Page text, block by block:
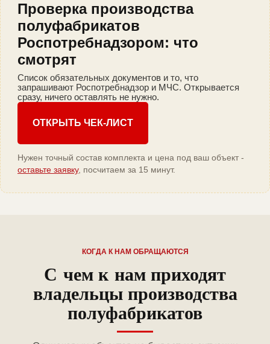
Проверка производства
полуфабрикатов
Роспотребнадзором: что
смотрят
Список обязательных документов и то, что
запрашивают Роспотребнадзор и МЧС. Открывается
сразу, ничего оставлять не нужно.
ОТКРЫТЬ ЧЕК-ЛИСТ
Нужен точный состав комплекта и цена под ваш объект -
оставьте заявку, посчитаем за 15 минут.
КОГДА К НАМ ОБРАЩАЮТСЯ
С чем к нам приходят
владельцы производства
полуфабрикатов